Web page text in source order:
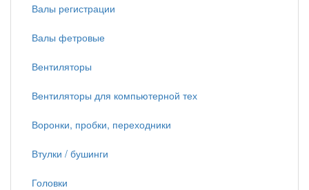
Валы регистрации
Валы фетровые
Вентиляторы
Вентиляторы для компьютерной тех
Воронки, пробки, переходники
Втулки / бушинги
Головки